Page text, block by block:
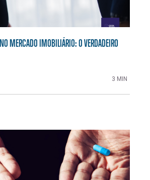
MERCADO IMOBILIÁRIO: O VERDADEIRO
3 MIN